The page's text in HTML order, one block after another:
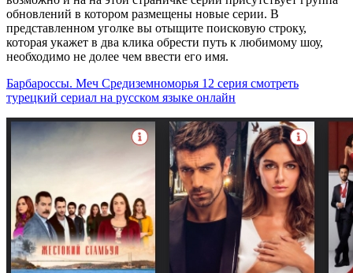
обновлений в котором размещены новые серии. В
представленном уголке вы отыщите поисковую строку,
которая укажет в два клика обрести путь к любимому шоу,
необходимо не долее чем ввести его имя.
Барбароссы. Меч Средиземноморья 12 серия смотреть
турецкий сериал на русском языке онлайн